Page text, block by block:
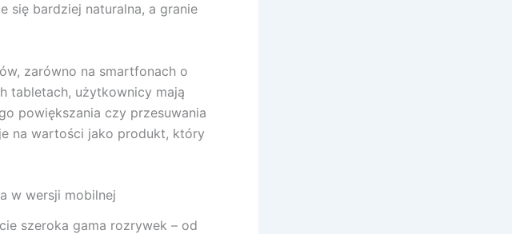
się bardziej naturalna, a granie
zarówno na smartfonach o
tabletach, użytkownicy mają
powiększania czy przesuwania
na wartości jako produkt, który
w wersji mobilnej
szeroka gama rozrywek – od